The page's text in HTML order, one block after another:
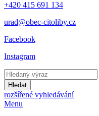
+420 415 691 134
urad@obec-citoliby.cz
Facebook
Instagram
Hledat
rozšířené vyhledávání
Menu